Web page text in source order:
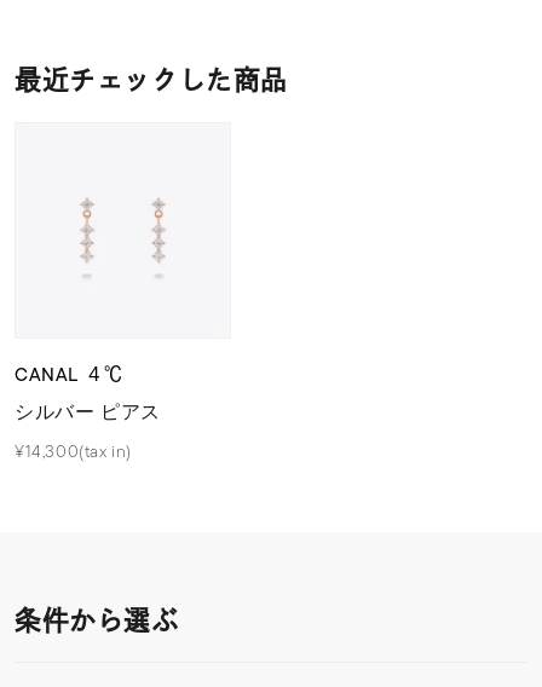
最近チェックした商品
CANAL ４℃
シルバー ピアス
¥14,300(tax in)
条件から選ぶ